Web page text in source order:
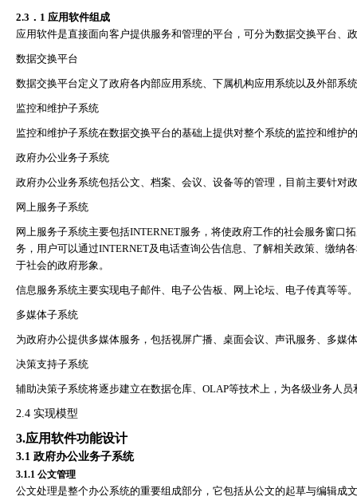
2.3 ． 1 应用软件组成
应用软件是直接面向客户提供服务和管理的平台，可分为数据交换平台
数据交换平台
数据交换平台定义了政府各内部应用系统、下属机构应用系统以及外部
监控和维护子系统
监控和维护子系统在数据交换平台的基础上提供对整个系统的监控和维护
政府办公业务子系统
政府办公业务系统包括公文、档案、会议、设备等的管理，目前主要针对
网上服务子系统
网上服务子系统主要包括INTERNET服务，将使政府工作的社会服务窗口
务，用户可以通过INTERNET及电话查询公告信息、了解相关政策、缴纳
于社会的政府形象。
信息服务系统主要实现电子邮件、电子公告板、网上论坛、电子传真等等。
多媒体子系统
为政府办公提供多媒体服务，包括视屏广播、桌面会议、声讯服务、多媒
决策支持子系统
辅助决策子系统将逐步建立在数据仓库、 OLAP等技术上，为各级业务人
2.4 实现模型
3.应用软件功能设计
3.1 政府办公业务子系统
3.1.1 公文管理
公文处理是整个办公系统的重要组成部分，它包括从公文的起草与编辑成